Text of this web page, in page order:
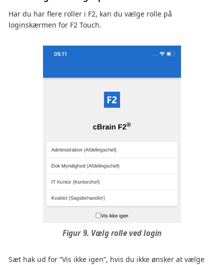
Har du har flere roller i F2, kan du vælge rolle på
loginskærmen for F2 Touch.
Figur 9. Vælg rolle ved login
Sæt hak ud for ”Vis ikke igen”, hvis du ikke ønsker at vælge